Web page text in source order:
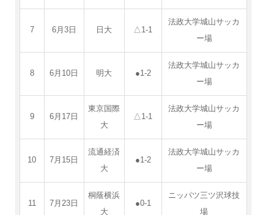
7 6月3日 日大 △1-1
法政大学城山サッカ
ー場
8 6月10日 明大 ●1-2
法政大学城山サッカ
ー場
9 6月17日
東京国際
大
△1-1
法政大学城山サッカ
ー場
10 7月15日
流通経済
大
●1-2
法政大学城山サッカ
ー場
11 7月23日
桐蔭横浜
大
●0-1
ニッパツ三ツ沢球技
場